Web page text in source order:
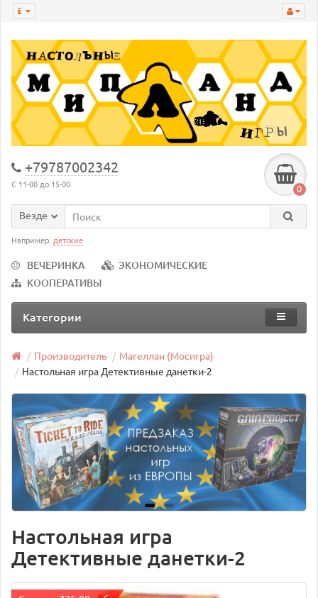
+79787002342
С 11-00 до 15-00 0
Везде
Например: детские
ВЕЧЕРИНКА
ЭКОНОМИЧЕСКИЕ
КООПЕРАТИВЫ
Категории
Производитель
Магеллан (Мосигра)
Настольная игра Детективные данетки-2
Настольная игра
Детективные данетки-2